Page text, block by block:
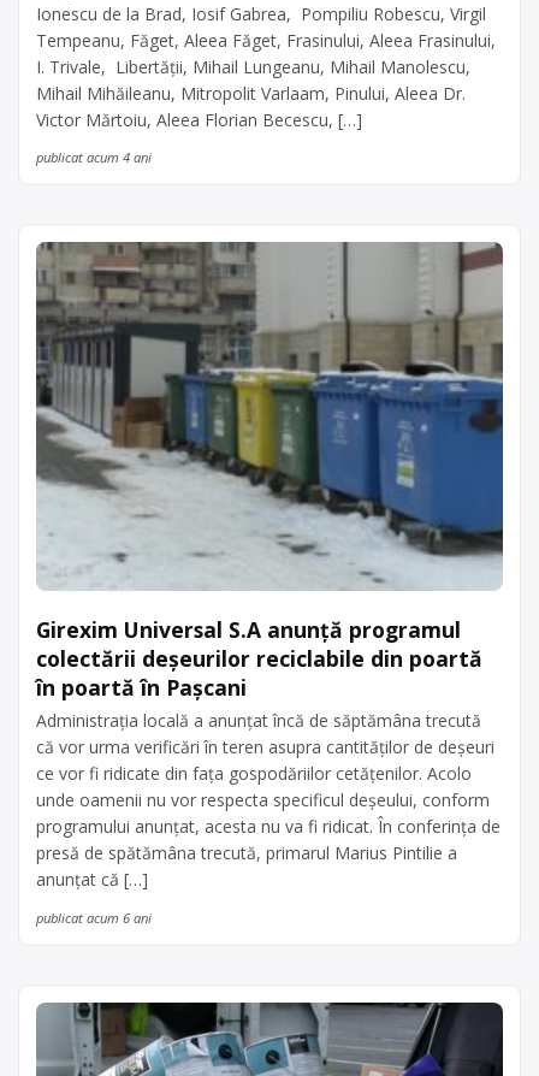
Ionescu de la Brad, Iosif Gabrea, Pompiliu Robescu, Virgil
Tempeanu, Făget, Aleea Făget, Frasinului, Aleea Frasinului,
I. Trivale, Libertății, Mihail Lungeanu, Mihail Manolescu,
Mihail Mihăileanu, Mitropolit Varlaam, Pinului, Aleea Dr.
Victor Mărtoiu, Aleea Florian Becescu, […]
publicat acum 4 ani
Girexim Universal S.A anunță programul
colectării deșeurilor reciclabile din poartă
în poartă în Pașcani
Administrația locală a anunțat încă de săptămâna trecută
că vor urma verificări în teren asupra cantităților de deșeuri
ce vor fi ridicate din fața gospodăriilor cetățenilor. Acolo
unde oamenii nu vor respecta specificul deșeului, conform
programului anunțat, acesta nu va fi ridicat. În conferința de
presă de spătămâna trecută, primarul Marius Pintilie a
anunțat că […]
publicat acum 6 ani